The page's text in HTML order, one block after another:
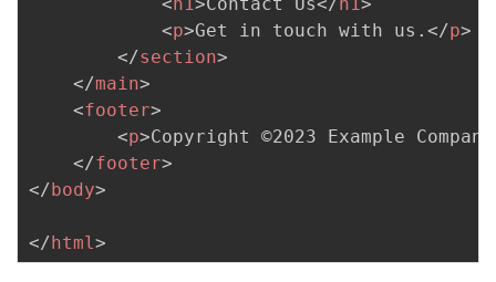
<p>Get in touch with us. </p>
</section>
</main>
<footer>
<p>Copyright ©2023 Example Company
</footer>
</body>
</html>